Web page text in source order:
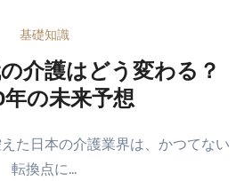
基礎知識
介護はどう変わる？
の未来予想
転換点に…